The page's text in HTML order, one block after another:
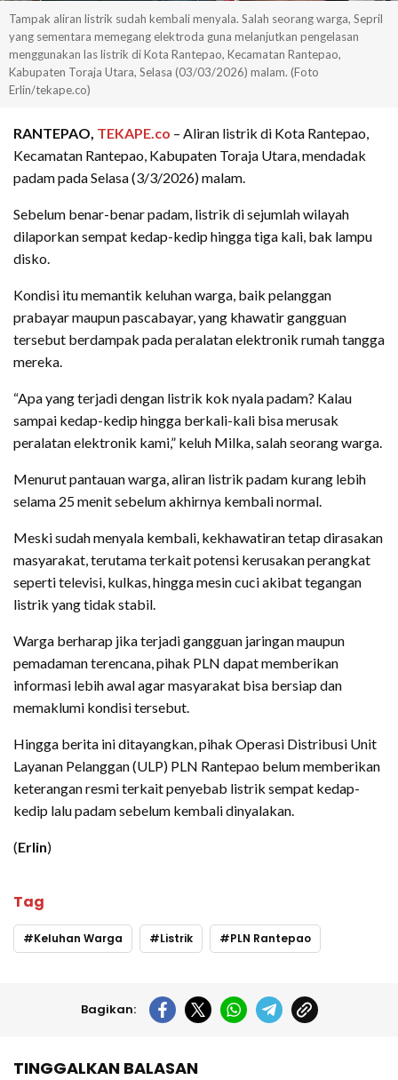
Tampak aliran listrik sudah kembali menyala. Salah seorang warga, Sepril
yang sementara memegang elektroda guna melanjutkan pengelasan
menggunakan las listrik di Kota Rantepao, Kecamatan Rantepao,
Kabupaten Toraja Utara, Selasa (03/03/2026) malam. (Foto
Erlin/tekape.co)
RANTEPAO, TEKAPE.co – Aliran listrik di Kota Rantepao,
Kecamatan Rantepao, Kabupaten Toraja Utara, mendadak
padam pada Selasa (3/3/2026) malam.
Sebelum benar-benar padam, listrik di sejumlah wilayah
dilaporkan sempat kedap-kedip hingga tiga kali, bak lampu
disko.
Kondisi itu memantik keluhan warga, baik pelanggan
prabayar maupun pascabayar, yang khawatir gangguan
tersebut berdampak pada peralatan elektronik rumah tangga
mereka.
“Apa yang terjadi dengan listrik kok nyala padam? Kalau
sampai kedap-kedip hingga berkali-kali bisa merusak
peralatan elektronik kami,” keluh Milka, salah seorang warga.
Menurut pantauan warga, aliran listrik padam kurang lebih
selama 25 menit sebelum akhirnya kembali normal.
Meski sudah menyala kembali, kekhawatiran tetap dirasakan
masyarakat, terutama terkait potensi kerusakan perangkat
seperti televisi, kulkas, hingga mesin cuci akibat tegangan
listrik yang tidak stabil.
Warga berharap jika terjadi gangguan jaringan maupun
pemadaman terencana, pihak PLN dapat memberikan
informasi lebih awal agar masyarakat bisa bersiap dan
memaklumi kondisi tersebut.
Hingga berita ini ditayangkan, pihak Operasi Distribusi Unit
Layanan Pelanggan (ULP) PLN Rantepao belum memberikan
keterangan resmi terkait penyebab listrik sempat kedap-
kedip lalu padam sebelum kembali dinyalakan.
(Erlin)
Tag
Keluhan Warga Listrik PLN Rantepao
Bagikan:
TINGGALKAN BALASAN